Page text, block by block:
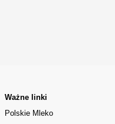
Ważne linki
Polskie Mleko